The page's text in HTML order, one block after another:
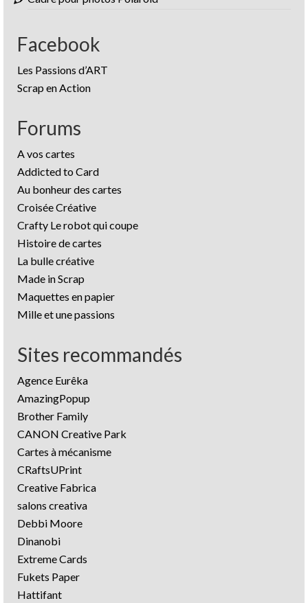
Facebook
Les Passions d’ART
Scrap en Action
Forums
A vos cartes
Addicted to Card
Au bonheur des cartes
Croisée Créative
Crafty Le robot qui coupe
Histoire de cartes
La bulle créative
Made in Scrap
Maquettes en papier
Mille et une passions
Sites recommandés
Agence Eurêka
AmazingPopup
Brother Family
CANON Creative Park
Cartes à mécanisme
CRaftsUPrint
Creative Fabrica
salons creativa
Debbi Moore
Dinanobi
Extreme Cards
Fukets Paper
Hattifant